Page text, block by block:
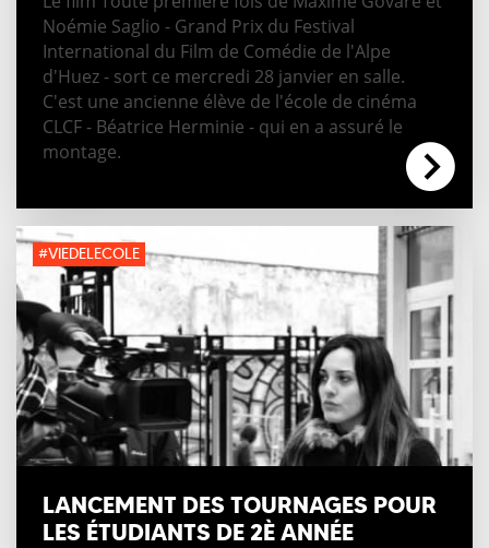
Noémie Saglio - Grand Prix du Festival
International du Film de Comédie de l'Alpe
d'Huez - sort ce mercredi 28 janvier en salle.
C'est une ancienne élève de l'école de cinéma
CLCF - Béatrice Herminie - qui en a assuré le
montage.
#VIEDELECOLE
LANCEMENT DES TOURNAGES POUR
LES ÉTUDIANTS DE 2È ANNÉE